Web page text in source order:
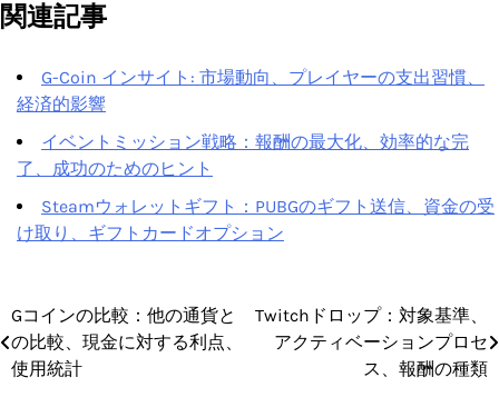
関連記事
G-Coin インサイト: 市場動向、プレイヤーの支出習慣、
経済的影響
イベントミッション戦略：報酬の最大化、効率的な完
了、成功のためのヒント
Steamウォレットギフト：PUBGのギフト送信、資金の受
け取り、ギフトカードオプション
Post
navigation
Gコインの比較：他の通貨と
の比較、現金に対する利点、
使用統計
Twitchドロップ：対象基準、
アクティベーションプロセ
ス、報酬の種類